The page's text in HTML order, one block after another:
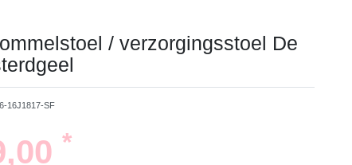
/ verzorgingsstoel De
16J1817-SF
*